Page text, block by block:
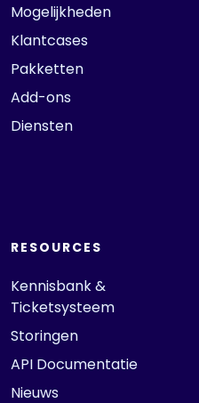
Mogelijkheden
Klantcases
Pakketten
Add-ons
Diensten
RESOURCES
Kennisbank &
Ticketsysteem
Storingen
API Documentatie
Nieuws